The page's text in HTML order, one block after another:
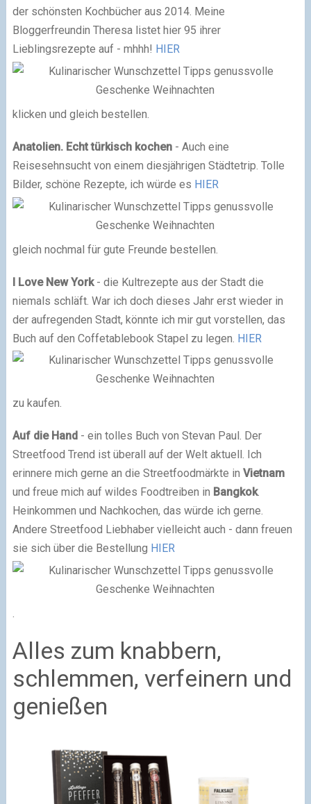
der schönsten Kochbücher aus 2014. Meine
Bloggerfreundin Theresa listet hier 95 ihrer
Lieblingsrezepte auf - mhhh! HIER
klicken und gleich bestellen.
Anatolien. Echt türkisch kochen- Auch eine
Reisesehnsucht von einem diesjährigen Städtetrip. Tolle
Bilder, schöne Rezepte, ich würde es HIER
gleich nochmal für gute Freunde bestellen.
I Love New York- die Kultrezepte aus der Stadt die
niemals schläft. War ich doch dieses Jahr erst wieder in
der aufregenden Stadt, könnte ich mir gut vorstellen, das
Buch auf den Coffetablebook Stapel zu legen. HIER
zu kaufen.
Auf die Hand - ein tolles Buch von Stevan Paul. Der
Streetfood Trend ist überall auf der Welt aktuell. Ich
erinnere mich gerne an die Streetfoodmärkte in Vietnam
und freue mich auf wildes Foodtreiben in Bangkok.
Heinkommen und Nachkochen, das würde ich gerne.
Andere Streetfood Liebhaber vielleicht auch - dann freuen
sie sich über die Bestellung HIER
.
Alles zum knabbern,
schlemmen, verfeinern und
genießen